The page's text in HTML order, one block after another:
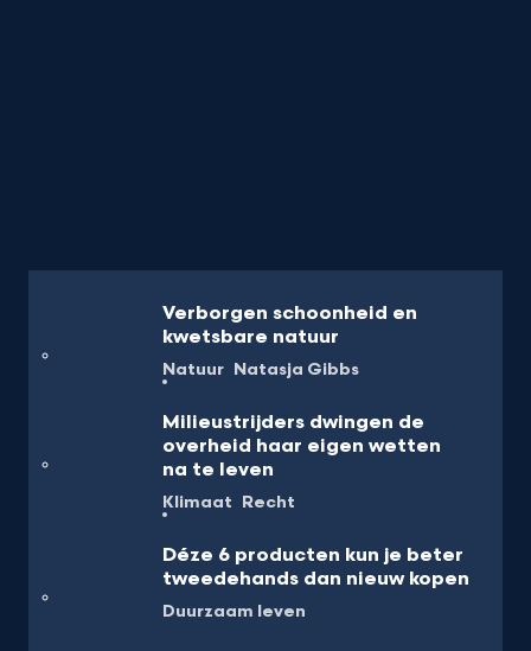
Verborgen schoonheid en
kwetsbare natuur
Natuur Natasja Gibbs
Milieustrijders dwingen de
overheid haar eigen wetten
na te leven
Klimaat Recht
Déze 6 producten kun je beter
tweedehands dan nieuw kopen
Duurzaam leven